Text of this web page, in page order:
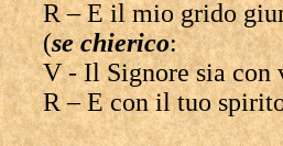
R – E il mio grido
(se chierico:
V - Il Signore sia con
R – E con il tuo